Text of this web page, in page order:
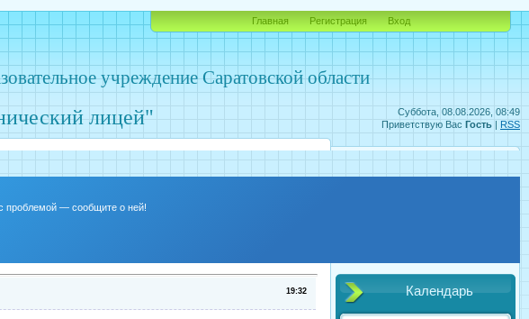
Суббота, 08.08.2026, 08:49
Приветствую Вас Гость | RSS
учреждение Саратовской области
лицей"
Главная Регистрация Вход
проблемой — сообщите о ней!
19:32 Календарь